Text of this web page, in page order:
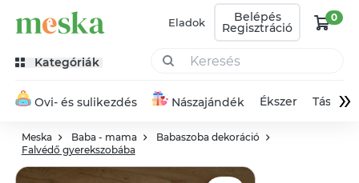
Eladok Belépés
Regisztráció
0
Kategóriák
Ovi- és sulikezdés Nászajándék Ékszer Táska»
Meska Baba - mama
Babaszoba dekoráció
Falvédő gyerekszobába